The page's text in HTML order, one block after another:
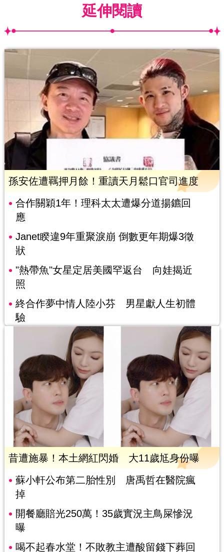
延伸閱讀
孫安佐遭羈押月餘！重讀天月鬆口官司進度
合作關穎1年！理科太太遭爆分道揚鑣回
應
Janet睽違9年重聚淚崩 倒數更年期爆3徵
狀
"熱帶魚"女星定居美國罕返台 向娃揭近
照
終合作夢中情人陸小芬 男星獻人生初體
驗
昔遭施暴！本土網紅閃婚 大11歲尪身份曝
蘇小軒公布第二胎性別 唐禹哲在醫院瘋
掉
開餐廳賠光250萬！35歲實況主鳥屎慘況
曝
喝不起春水堂！不敗教主遭酸留錢下葬回